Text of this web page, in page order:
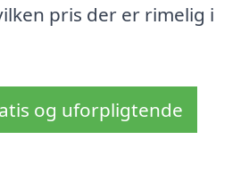
pris der er rimelig i
og uforpligtende